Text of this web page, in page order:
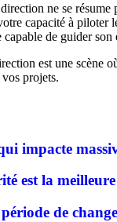
ne se résume
capacité à piloter
de guider
est une scène
projets.
impacte
est la
de